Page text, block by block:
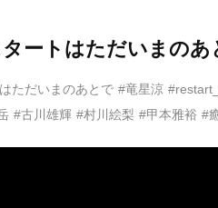
ートはただいまの
ただいまのあとで #竜星涼
#古川雄輝 #村川絵梨 #甲本雅裕 #